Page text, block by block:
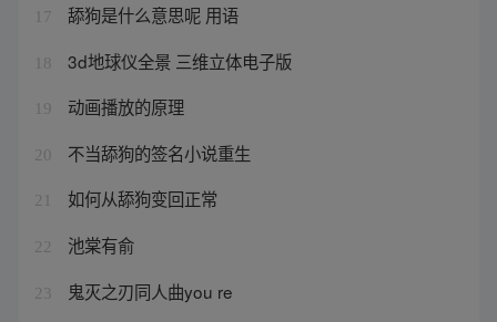
17 舔狗是什么意思呢 用语
18 3d地球仪全景 三维立体电子版
19 动画播放的原理
20 不当舔狗的签名小说重生
21 如何从舔狗变回正常
22 池棠有俞
23 鬼灭之刃同人曲you re